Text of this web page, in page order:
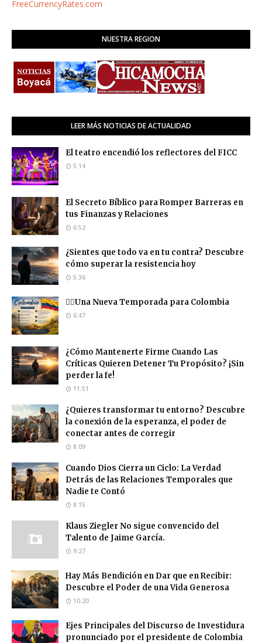
FreeCurrencyRates.com
NUESTRA REGION
LEER MÁS NOTICIAS DE ACTUALIDAD
El teatro encendió los reflectores del FICC
5:14
El Secreto Bíblico para Romper Barreras en
tus Finanzas y Relaciones
6:52
¿Sientes que todo va en tu contra? Descubre
cómo superar la resistencia hoy
5:36
❤️‍🔥Una Nueva Temporada para Colombia
6:47
¿Cómo Mantenerte Firme Cuando Las
Críticas Quieren Detener Tu Propósito? ¡Sin
perder la fe!
11:51
¿Quieres transformar tu entorno? Descubre
la conexión de la esperanza, el poder de
conectar antes de corregir
8:09
Cuando Dios Cierra un Ciclo: La Verdad
Detrás de las Relaciones Temporales que
Nadie te Contó
8:15
Klaus Ziegler No sigue convencido del
Talento de Jaime García.
9:27
Hay Más Bendición en Dar que en Recibir:
Descubre el Poder de una Vida Generosa
10:20
Ejes Principales del Discurso de Investidura
pronunciado por el presidente de Colombia